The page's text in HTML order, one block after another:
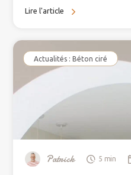
Lire l'article
Actualités : Béton ciré
Patrick 5 min